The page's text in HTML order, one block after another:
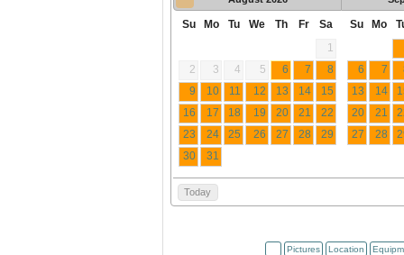
Su Mo Tu We Th Fr
Sa
1
2
3 4 5 6 7
8
9
10 11 12 13 14
15
16
17 18 19 20 21
22
23
24 25 26 27 28
29
30
31
Su Mo
6
7
13
14
20
21
27
28
Today
Pictures Location